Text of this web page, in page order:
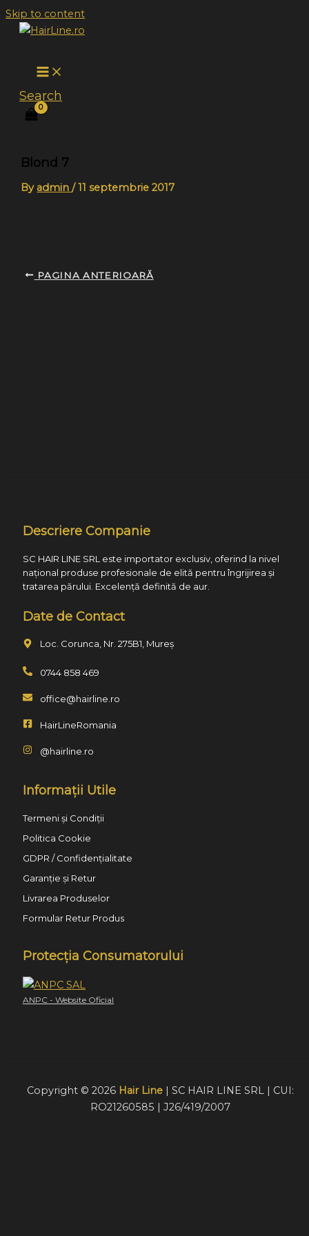
Skip to content
Search
Blond 7
By admin/11 septembrie 2017
PAGINA ANTERIOARĂ
Descriere Companie
SC HAIR LINE SRL este importator exclusiv, oferind la nivel
național produse profesionale de elită pentru îngrijirea și
tratarea părului. Excelență definită de aur.
Date de Contact
Loc. Corunca, Nr. 275B1, Mureș
0744 858 469
office@hairline.ro
HairLineRomania
@hairline.ro
Informații Utile
Termeni și Condiții
Politica Cookie
GDPR / Confidențialitate
Garanție și Retur
Livrarea Produselor
Formular Retur Produs
Protecția Consumatorului
ANPC - Website Oficial
Copyright © 2026 Hair Line| SC HAIR LINE SRL | CUI:
RO21260585 | J26/419/2007